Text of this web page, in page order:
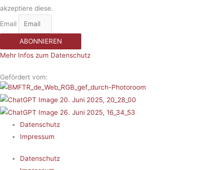
akzeptiere diese.
Email
ABONNIEREN
Mehr Infos zum Datenschutz
Gefördert vom:
Datenschutz
Impressum
Datenschutz